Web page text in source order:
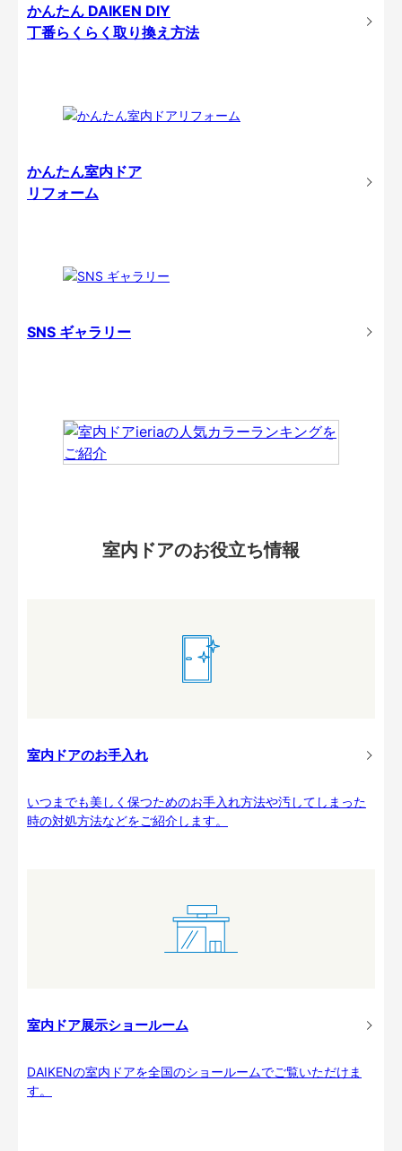
かんたん DAIKEN DIY
丁番らくらく取り換え方法
かんたん室内ドア
リフォーム
SNS ギャラリー
室内ドアのお役立ち情報
室内ドアのお手入れ
いつまでも美しく保つためのお手入れ方法や汚してしまった
時の対処方法などをご紹介します。
室内ドア展示ショールーム
DAIKENの室内ドアを全国のショールームでご覧いただけま
す。